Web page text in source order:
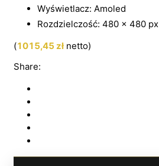
Wyświetlacz: Amoled
Rozdzielczość: 480 x 480 px
(1015,45złnetto)
Share: